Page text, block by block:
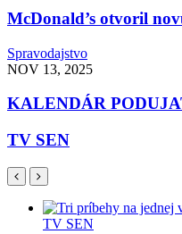
McDonald’s otvoril
Spravodajstvo
NOV 13, 2025
KALENDÁR
TV SEN
TV SEN